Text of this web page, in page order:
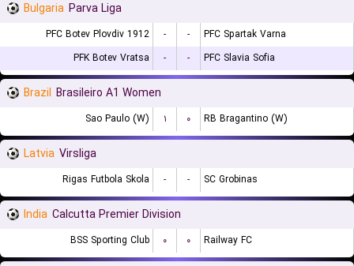
Bulgaria Parva Liga
PFC Botev Plovdiv 1912 - -
PFC Spartak Varna
PFK Botev Vratsa
- - PFC Slavia Sofia
Brazil Brasileiro A1 Women
Sao Paulo (W) ۱ ۰ RB Bragantino (W)
Latvia Virsliga
Rigas Futbola Skola - - SC Grobinas
India Calcutta Premier Division
BSS Sporting Club ۰ ۰ Railway FC